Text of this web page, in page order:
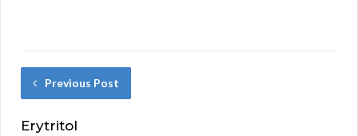
Previous Post
Erytritol